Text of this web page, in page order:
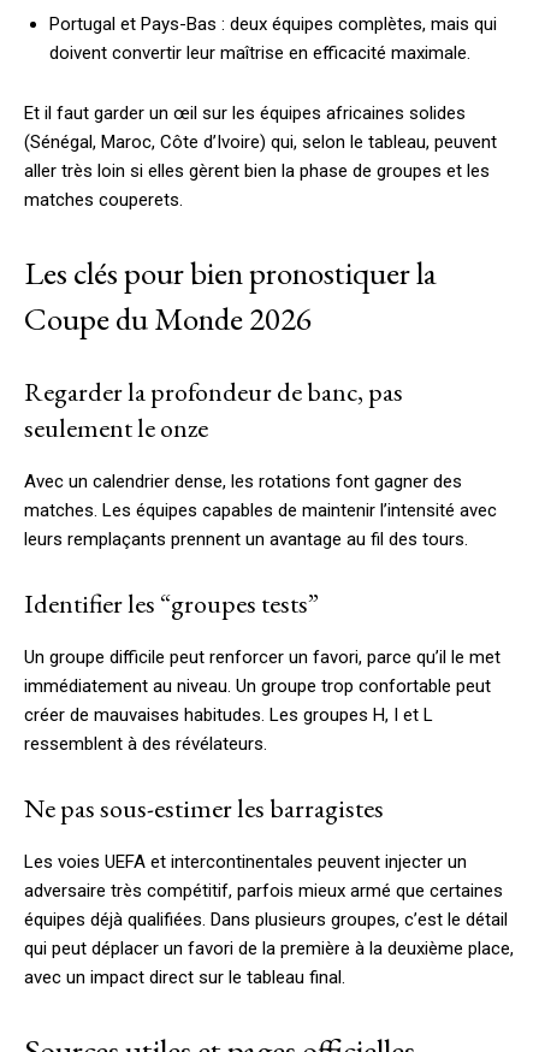
Portugal et Pays-Bas : deux équipes complètes, mais qui
doivent convertir leur maîtrise en efficacité maximale.
Et il faut garder un œil sur les équipes africaines solides
(Sénégal, Maroc, Côte d’Ivoire) qui, selon le tableau, peuvent
aller très loin si elles gèrent bien la phase de groupes et les
matches couperets.
Les clés pour bien pronostiquer la
Coupe du Monde 2026
Regarder la profondeur de banc, pas
seulement le onze
Avec un calendrier dense, les rotations font gagner des
matches. Les équipes capables de maintenir l’intensité avec
leurs remplaçants prennent un avantage au fil des tours.
Identifier les “groupes tests”
Un groupe difficile peut renforcer un favori, parce qu’il le met
immédiatement au niveau. Un groupe trop confortable peut
créer de mauvaises habitudes. Les groupes H, I et L
ressemblent à des révélateurs.
Ne pas sous-estimer les barragistes
Les voies UEFA et intercontinentales peuvent injecter un
adversaire très compétitif, parfois mieux armé que certaines
équipes déjà qualifiées. Dans plusieurs groupes, c’est le détail
qui peut déplacer un favori de la première à la deuxième place,
avec un impact direct sur le tableau final.